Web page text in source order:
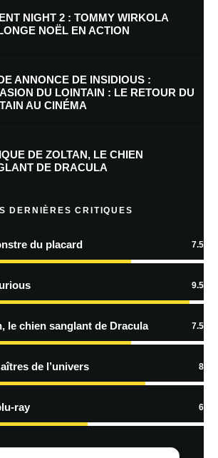
mon e-mail et mon site dans le navigateur pour
nouveaux commentaires par e-mail.
nouveaux articles par e-mail.
En savoir
NIGHT 2 : TOMMY WIRKOLA
NOËL EN ACTION
ANNONCE DE INSIDIOUS :
DU LOINTAIN : LE RETOUR DU
AU CINÉMA
DE ZOLTAN, LE CHIEN
DE DRACULA
DERNIÈRES CRITIQUES
du placard 7.5
9.5
le chien sanglant de Dracula 7.5
de l’univers 8
ray 6